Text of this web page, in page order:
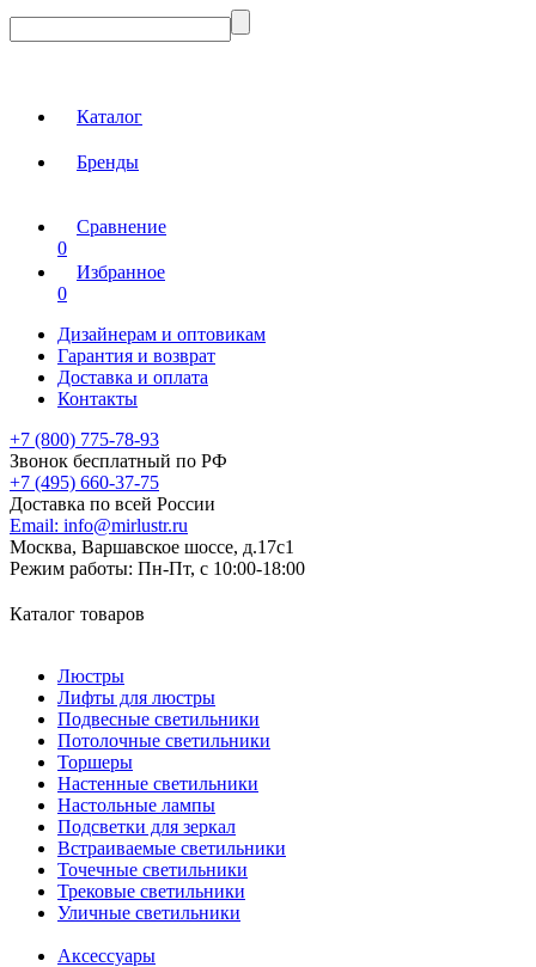
Каталог
Бренды
Сравнение
0
Избранное
0
Дизайнерам и оптовикам
Гарантия и возврат
Доставка и оплата
Контакты
+7 (800) 775-78-93
Звонок бесплатный по РФ
+7 (495) 660-37-75
Доставка по всей России
Email: info@mirlustr.ru
Москва, Варшавское шоссе, д.17c1
Режим работы: Пн-Пт, с 10:00-18:00
Каталог товаров
Люстры
Лифты для люстры
Подвесные светильники
Потолочные светильники
Торшеры
Настенные светильники
Настольные лампы
Подсветки для зеркал
Встраиваемые светильники
Точечные светильники
Трековые светильники
Уличные светильники
Аксессуары